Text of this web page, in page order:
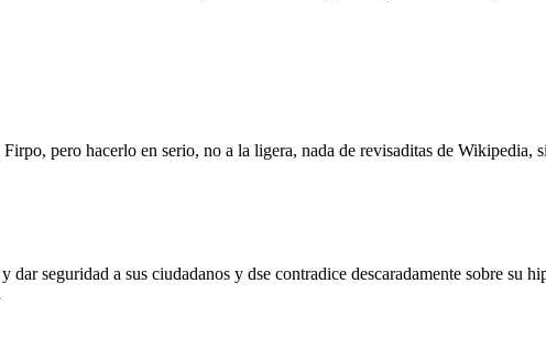
pero hacerlo en serio, no a la ligera, nada de revisaditas de Wikipedia,
dar seguridad a sus ciudadanos y dse contradice descaradamente sobre su